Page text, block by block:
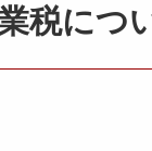
税につ